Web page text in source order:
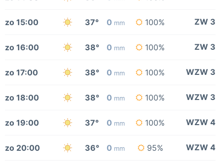
zo 15:00 37° 0 mm 100% ZW 3
zo 16:00 38° 0 mm 100% ZW 3
zo 17:00 38° 0 mm 100% WZW 3
zo 18:00 38° 0 mm 100% WZW 3
zo 19:00 37° 0 mm 100% WZW 4
zo 20:00 36° 0 mm 95% WZW 4